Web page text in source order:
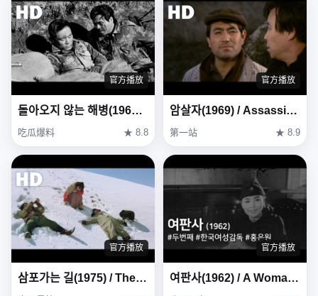
官方播放
돌아오지 않는 해병(1963) / The Marines Who Never Returned ( Dora-oji Anneun Haebyeong )
吃瓜爆料 ★ 8.8
官方播放
암살자(1969) / Assassin ( Amsalja )
第一站 ★ 8.9
官方播放
삼포가는 길(1975) / The Road to Sampo (Sampoganeun gil)
官方播放
여판사(1962) / A Woman Judge ( Yeopansa )